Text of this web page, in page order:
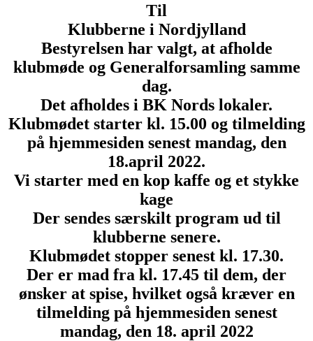
Til
Klubberne i Nordjylland
Bestyrelsen har valgt, at afholde
klubmøde og Generalforsamling samme
dag.
Det afholdes i BK Nords lokaler.
Klubmødet starter kl. 15.00 og tilmelding
på hjemmesiden senest mandag, den
18.april 2022.
Vi starter med en kop kaffe og et stykke
kage
Der sendes særskilt program ud til
klubberne senere.
Klubmødet stopper senest kl. 17.30.
Der er mad fra kl. 17.45 til dem, der
ønsker at spise, hvilket også kræver en
tilmelding på hjemmesiden senest
mandag, den 18. april 2022